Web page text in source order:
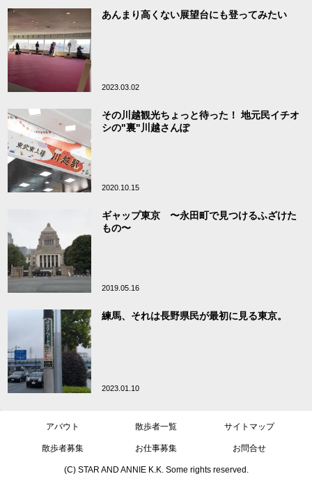
あんまり高くない展望台にも登ってみたい
2023.03.02
その川越観光ちょっと待った！ 地元民イチオ
シの"裏"川越さんぽ
2020.10.15
ギャップ東京 〜永田町で見つけるふざけた
もの〜
2019.05.16
練馬、それは長野県民が最初に見る東京。
2023.01.10
アバウト 散歩者一覧 サイトマップ
散歩者募集 お仕事募集 お問合せ
(C) STAR AND ANNIE K.K. Some rights reserved.